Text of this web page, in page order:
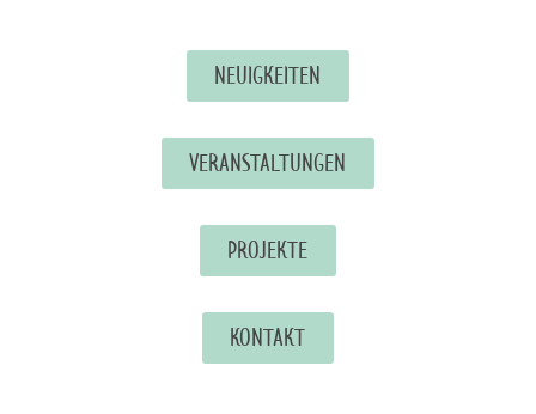
NEUIGKEITEN
VERANSTALTUNGEN
PROJEKTE
KONTAKT